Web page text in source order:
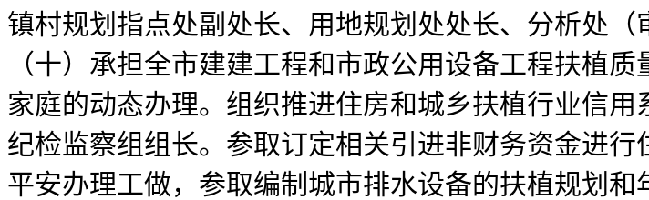
镇村规划指点处副处长、用地规划处处长、分析处（
（十）承担全市建建工程和市政公用设备工程扶植
家庭的动态办理。组织推进住房和城乡扶植行业信用
纪检监察组组长。参取订定相关引进非财务资金进
平安办理工做，参取编制城市排水设备的扶植规划和